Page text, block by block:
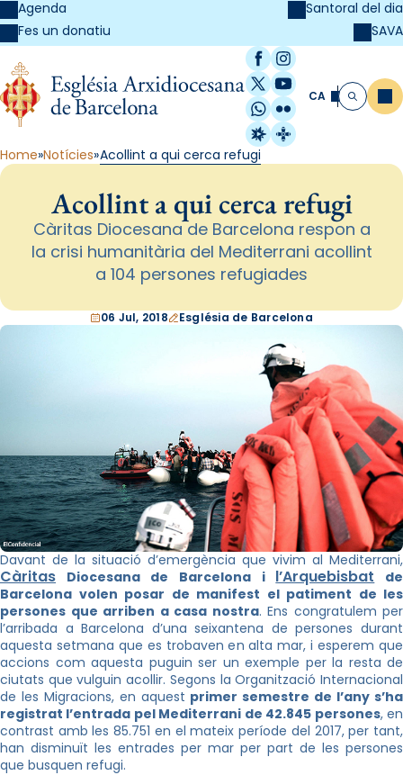
Agenda
Fes un donatiu
Santoral del dia
SAVA
Facebook
Instagram
X / Twitter
YouTube
WhatsApp
Flickr
Radio Estel
Catalunya
CA Cerca
Home Notícies Acollint a qui cerca refugi
Acollint a qui cerca refugi
Càritas Diocesana de Barcelona respon a
la crisi humanitària del Mediterrani acollint
a 104 persones refugiades
06 Jul, 2018 Església de Barcelona
Davant de la situació d’emergència que vivim al Mediterrani,
Càritas Diocesana de Barcelona i l’Arquebisbat de
Barcelona volen posar de manifest el patiment de les
persones que arriben a casa nostra. Ens congratulem per
l’arribada a Barcelona d’una seixantena de persones durant
aquesta setmana que es trobaven en alta mar, i esperem que
accions com aquesta puguin ser un exemple per la resta de
ciutats que vulguin acollir. Segons la Organització Internacional
de les Migracions, en aquest primer semestre de l’any s’ha
registrat l’entrada pel Mediterrani de 42.845 persones, en
contrast amb les 85.751 en el mateix període del 2017, per tant,
han disminuït les entrades per mar per part de les persones
que busquen refugi.